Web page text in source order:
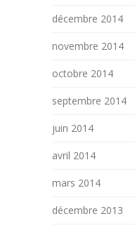
décembre 2014
novembre 2014
octobre 2014
septembre 2014
juin 2014
avril 2014
mars 2014
décembre 2013